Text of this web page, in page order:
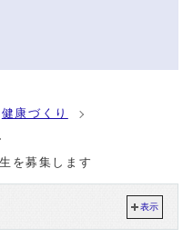
健康づくり
を募集します
表示